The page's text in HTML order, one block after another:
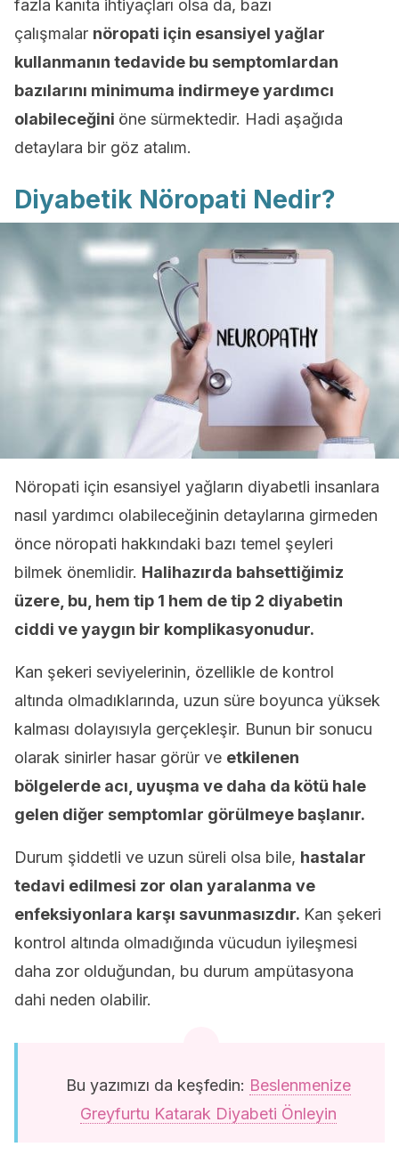
fazla kanıta ihtiyaçları olsa da, bazı
çalışmalar nöropati için esansiyel yağlar
kullanmanın tedavide bu semptomlardan
bazılarını minimuma indirmeye yardımcı
olabileceğini öne sürmektedir. Hadi aşağıda
detaylara bir göz atalım.
Diyabetik Nöropati Nedir?
Nöropati için esansiyel yağların diyabetli insanlara
nasıl yardımcı olabileceğinin detaylarına girmeden
önce nöropati hakkındaki bazı temel şeyleri
bilmek önemlidir. Halihazırda bahsettiğimiz
üzere, bu, hem tip 1 hem de tip 2 diyabetin
ciddi ve yaygın bir komplikasyonudur.
Kan şekeri seviyelerinin, özellikle de kontrol
altında olmadıklarında, uzun süre boyunca yüksek
kalması dolayısıyla gerçekleşir. Bunun bir sonucu
olarak sinirler hasar görür ve etkilenen
bölgelerde acı, uyuşma ve daha da kötü hale
gelen diğer semptomlar görülmeye başlanır.
Durum şiddetli ve uzun süreli olsa bile, hastalar
tedavi edilmesi zor olan yaralanma ve
enfeksiyonlara karşı savunmasızdır. Kan şekeri
kontrol altında olmadığında vücudun iyileşmesi
daha zor olduğundan, bu durum ampütasyona
dahi neden olabilir.
Bu yazımızı da keşfedin: Beslenmenize
Greyfurtu Katarak Diyabeti Önleyin